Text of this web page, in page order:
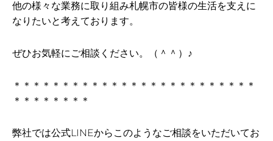
他の様々な業務に取り組み札幌市の皆様の生活を支えに
なりたいと考えております。
ぜひお気軽にご相談ください。（＾＾）♪
＊＊＊＊＊＊＊＊＊＊＊＊＊＊＊＊＊＊＊＊＊＊＊＊＊
＊＊＊＊＊＊＊＊
弊社では公式LINEからこのようなご相談をいただいてお